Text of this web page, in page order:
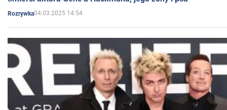
Rozrywka04.03.2025 14:54